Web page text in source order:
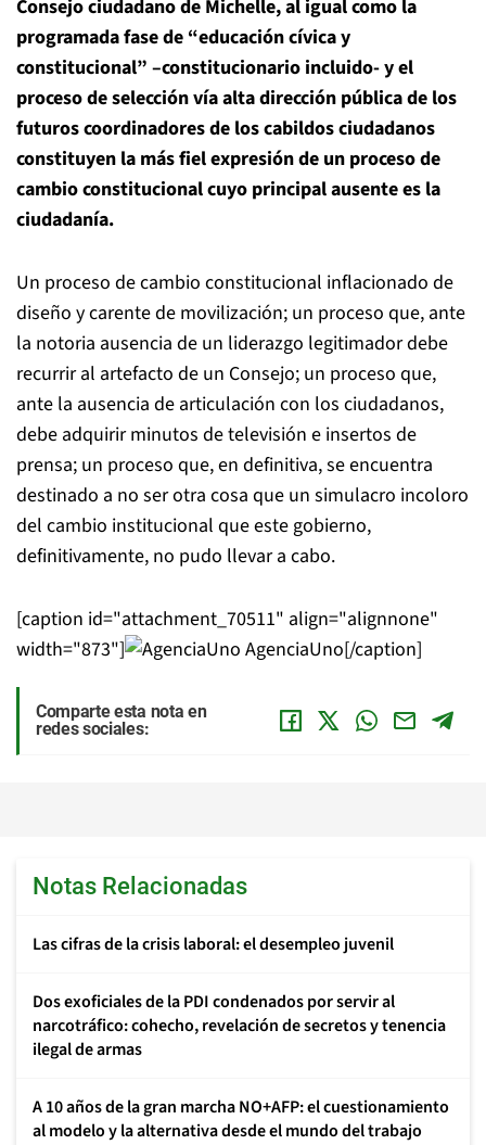
Consejo ciudadano de Michelle, al igual como la
programada fase de “educación cívica y
constitucional” –constitucionario incluido- y el
proceso de selección vía alta dirección pública de los
futuros coordinadores de los cabildos ciudadanos
constituyen la más fiel expresión de un proceso de
cambio constitucional cuyo principal ausente es la
ciudadanía.
Un proceso de cambio constitucional inflacionado de
diseño y carente de movilización; un proceso que, ante
la notoria ausencia de un liderazgo legitimador debe
recurrir al artefacto de un Consejo; un proceso que,
ante la ausencia de articulación con los ciudadanos,
debe adquirir minutos de televisión e insertos de
prensa; un proceso que, en definitiva, se encuentra
destinado a no ser otra cosa que un simulacro incoloro
del cambio institucional que este gobierno,
definitivamente, no pudo llevar a cabo.
[caption id="attachment_70511" align="alignnone"
width="873"]
AgenciaUno[/caption]
Comparte esta nota en
redes sociales:
Notas Relacionadas
Las cifras de la crisis laboral: el desempleo juvenil
Dos exoficiales de la PDI condenados por servir al
narcotráfico: cohecho, revelación de secretos y tenencia
ilegal de armas
A 10 años de la gran marcha NO+AFP: el cuestionamiento
al modelo y la alternativa desde el mundo del trabajo